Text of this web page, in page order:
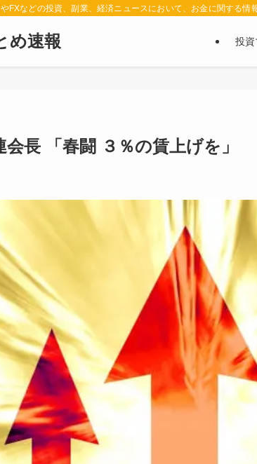
FXなどの投資、副業、経済ニュースにおいて、お金に関する
め速報 投資
会長 「春闘 ３％の賃上げを」